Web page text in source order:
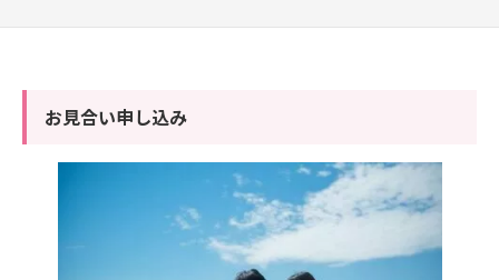
お見合い申し込み